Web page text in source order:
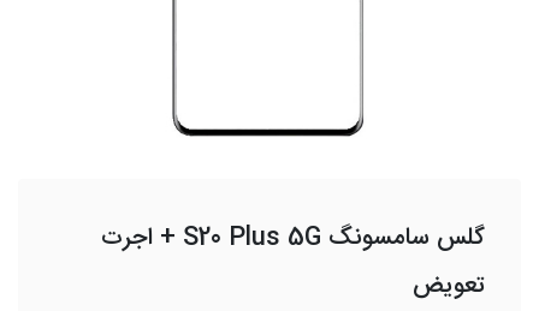
گلس سامسونگ S20 Plus 5G + اجرت
تعویض